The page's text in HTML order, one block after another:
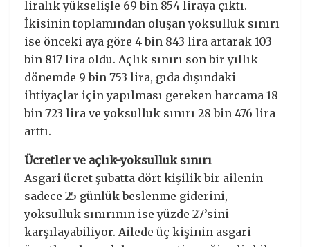
liralık yükselişle 69 bin 854 liraya çıktı.
İkisinin toplamından oluşan yoksulluk sınırı
ise önceki aya göre 4 bin 843 lira artarak 103
bin 817 lira oldu. Açlık sınırı son bir yıllık
dönemde 9 bin 753 lira, gıda dışındaki
ihtiyaçlar için yapılması gereken harcama 18
bin 723 lira ve yoksulluk sınırı 28 bin 476 lira
arttı.
Ücretler ve açlık-yoksulluk sınırı
Asgari ücret şubatta dört kişilik bir ailenin
sadece 25 günlük beslenme giderini,
yoksulluk sınırının ise yüzde 27’sini
karşılayabiliyor. Ailede üç kişinin asgari